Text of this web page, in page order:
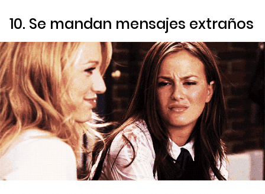
10. Se mandan mensajes extraños